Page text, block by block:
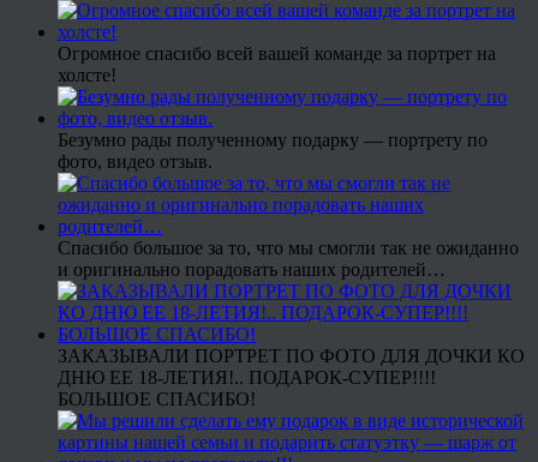
Огромное спасибо всей вашей команде за портрет на
холсте!
Безумно рады полученному подарку — портрету по
фото, видео отзыв.
Спасибо большое за то, что мы смогли так не ожиданно
и оригинально порадовать наших родителей…
ЗАКАЗЫВАЛИ ПОРТРЕТ ПО ФОТО ДЛЯ ДОЧКИ КО
ДНЮ ЕЕ 18-ЛЕТИЯ!.. ПОДАРОК-СУПЕР!!!!
БОЛЬШОЕ СПАСИБО!